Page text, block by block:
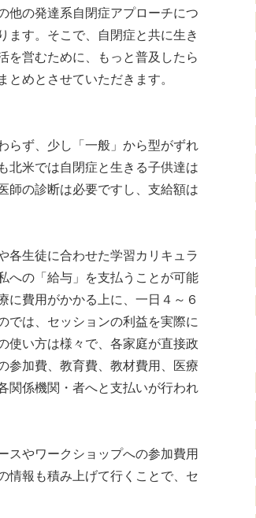
他の発達系自閉症アプローチにつ
ます。そこで、自閉症と共に生き
を営むために、もっと普及したら
めとさせていただきます。
らず、少し「一般」から型がずれ
北米では自閉症と生きる子供達は
師の診断は必要ですし、支給額は
各生徒に合わせた学習カリキュラ
への「給与」を支払うことが可能
に費用がかかる上に、一日４～６
では、セッションの利益を実際に
使い方は様々で、各家庭が直接政
参加費、教育費、教材費用、医療
関係機関・者へと支払いが行われ
スやワークショップへの参加費用
情報も積み上げて行くことで、セ